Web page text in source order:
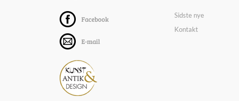
Facebook
E-mail
Sidste nye
Kontakt